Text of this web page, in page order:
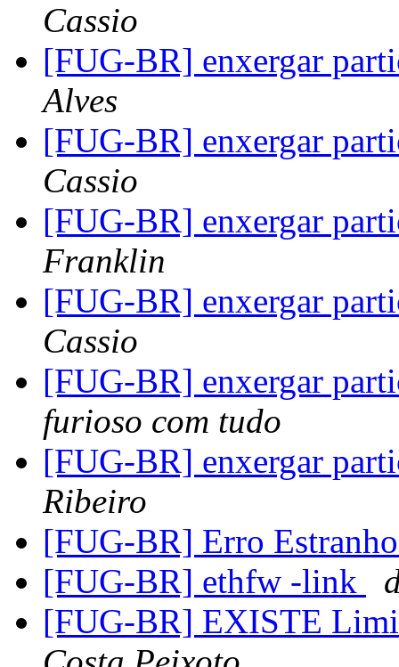
Cassio
[FUG-BR] enxergar
Alves
[FUG-BR] enxergar
Cassio
[FUG-BR] enxergar
Franklin
[FUG-BR] enxergar
Cassio
[FUG-BR] enxergar
furioso com tudo
[FUG-BR] enxergar
Ribeiro
[FUG-BR] Erro
[FUG-BR] ethfw -link
[FUG-BR] EXISTE